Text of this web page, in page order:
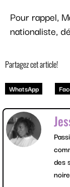
Pour rappel,
nationaliste,
Partagez cet article!
WhatsApp
des